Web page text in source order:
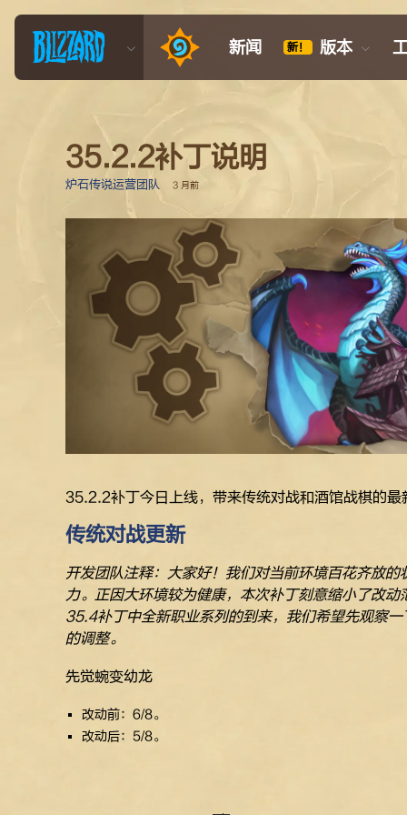
新闻 新！ 版本
35.2.2补丁说明
炉石传说运营团队 3 月前
35.2.2补丁今日上线，带来传统对战和酒馆战棋的最
传统对战更新
开发团队注释：大家好！我们对当前环境百花齐放
力。正因大环境较为健康，本次补丁刻意缩小了改
35.4补丁中全新职业系列的到来，我们希望先观察
的调整。
先觉蜿变幼龙
改动前：6/8。
改动后：5/8。